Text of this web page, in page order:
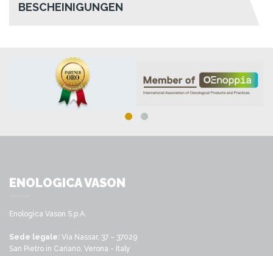
BESCHEINIGUNGEN
ENOLOGICA VASON
Enologica Vason S.p.A.
Sede legale: Via Nassar, 37 – 37029
San Pietro in Cariano, Verona - Italy